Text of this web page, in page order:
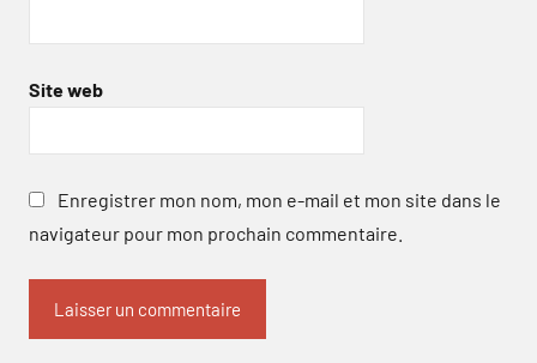
Site web
Enregistrer mon nom, mon e-mail et mon site dans le
navigateur pour mon prochain commentaire.